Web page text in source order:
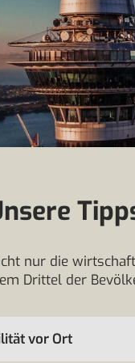
nur die
Drittel der
vor Ort